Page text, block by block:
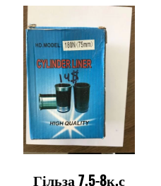
Гільза 7.5-8к.с